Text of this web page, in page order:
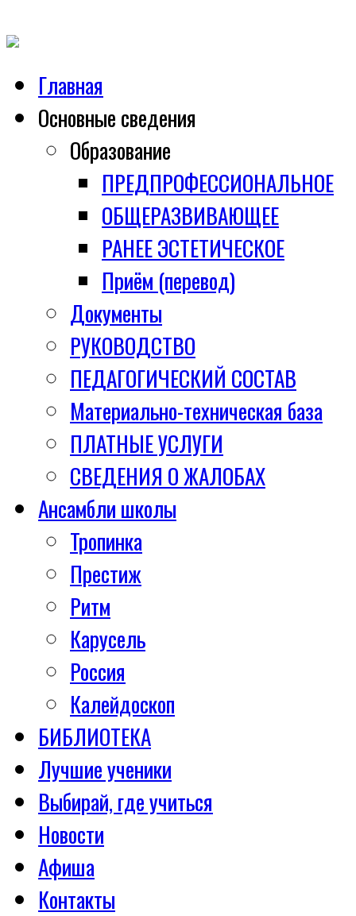
Главная
Основные сведения
Образование
ПРЕДПРОФЕССИОНАЛЬНОЕ
ОБЩЕРАЗВИВАЮЩЕЕ
РАНЕЕ ЭСТЕТИЧЕСКОЕ
Приём (перевод)
Документы
РУКОВОДСТВО
ПЕДАГОГИЧЕСКИЙ СОСТАВ
Материально-техническая база
ПЛАТНЫЕ УСЛУГИ
СВЕДЕНИЯ О ЖАЛОБАХ
Ансамбли школы
Тропинка
Престиж
Ритм
Карусель
Россия
Калейдоскоп
БИБЛИОТЕКА
Лучшие ученики
Выбирай, где учиться
Новости
Афиша
Контакты